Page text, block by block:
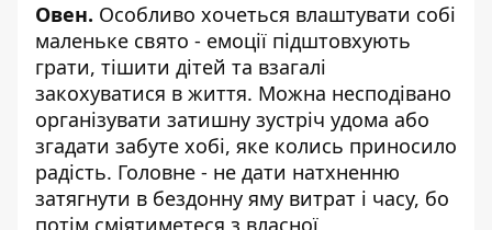
Овен. Особливо хочеться влаштувати собі
маленьке свято - емоції підштовхують
грати, тішити дітей та взагалі
закохуватися в життя. Можна несподівано
організувати затишну зустріч удома або
згадати забуте хобі, яке колись приносило
радість. Головне - не дати натхненню
затягнути в бездонну яму витрат і часу, бо